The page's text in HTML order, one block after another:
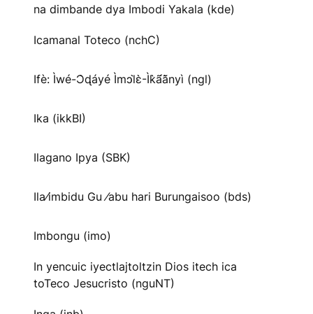
na dimbande dya Imbodi Yakala (kde)
Icamanal Toteco (nchC)
Ifè: Ìwé-Ɔ̀ɖáyé Ìmↄl̀ɛ̀-Ìk̀ã́ã̀nyì (ngl)
Ika (ikkBI)
Ilagano Ipya (SBK)
Ila⁄imbidu Gu ⁄abu hari Burungaisoo (bds)
Imbongu (imo)
In yencuic iyectlajtoltzin Dios itech ica
toTeco Jesucristo (nguNT)